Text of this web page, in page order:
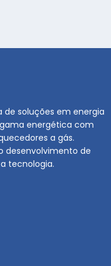
de soluções em energia
energética com
a gás.
desenvolvimento de
tecnologia.